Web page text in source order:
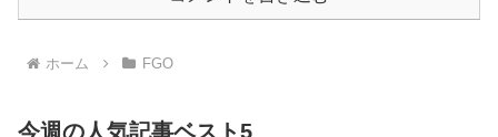
ホーム FGO
今週の人気記事ベスト5